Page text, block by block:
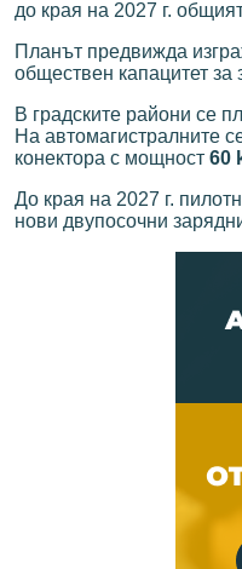
до края на 2027 г.
Планът предвижда
обществен капацитет
В градските райони се
На автомагистралните
конектора с мощност 60
До края на 2027 г.
нови двупосочни